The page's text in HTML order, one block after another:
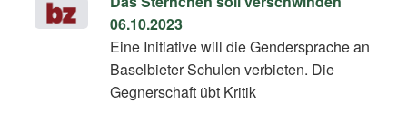
06.10.2023
Eine Initiative will die Gendersprache an
Baselbieter Schulen verbieten. Die
Gegnerschaft übt Kritik